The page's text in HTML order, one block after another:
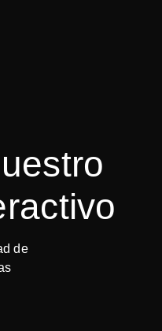
de